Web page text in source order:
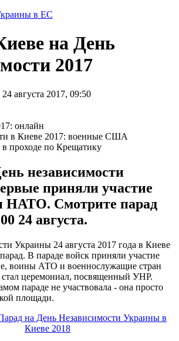
в ЕС
на День
2017
августа 2017, 09:50
в Киеве 2017: военные США
проходе по Крещатику
независимости
приняли участие
НАТО. Смотрите парад
24 августа.
Украины 24 августа 2017 года в Киеве
В параде войск приняли участие
воины АТО и военнослужащие стран
церемониал, посвященный УНР.
параде не участвовала - она просто
площади.
на День Независимости Украины в
Киеве 2018